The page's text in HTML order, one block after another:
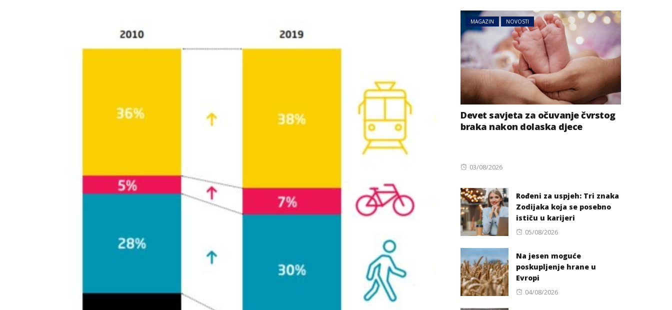
MAGAZIN NOVOSTI
Devet savjeta za očuvanje čvrstog
braka nakon dolaska djece
Posted
03/08/2026
Rođeni za uspjeh: Tri znaka
Zodijaka koja se posebno
ističu u karijeri
Posted
05/08/2026
Na jesen moguće
poskupljenje hrane u
Evropi
Posted
04/08/2026